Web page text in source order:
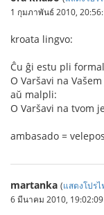
1 กุมภาพันธ์ 2010,
kroata lingvo:
Ĉu ĝi estu pli
O Varšavi na
aŭ malpli:
O Varšavi na tvom
ambasado =
martanka (แสดงโปรไ
6 มีนาคม 2010, 19:02:09